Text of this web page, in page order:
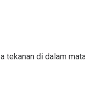
tekanan di dalam